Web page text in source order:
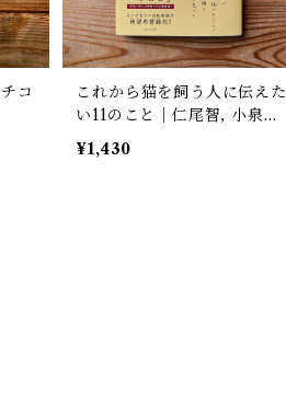
コ
これから猫を飼う人に伝えた
い11のこと｜仁尾智, 小泉さ
よ(イラスト)
¥1,430